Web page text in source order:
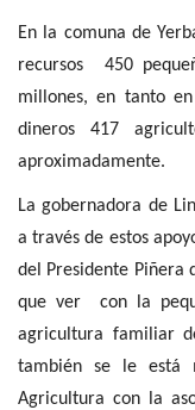
En la comuna de
recursos 450
millones, en tanto
dineros 417
aproximadamente.
La gobernadora de
a través de estos
del Presidente Piñera
que ver con la
agricultura familiar
también se le está
Agricultura con la